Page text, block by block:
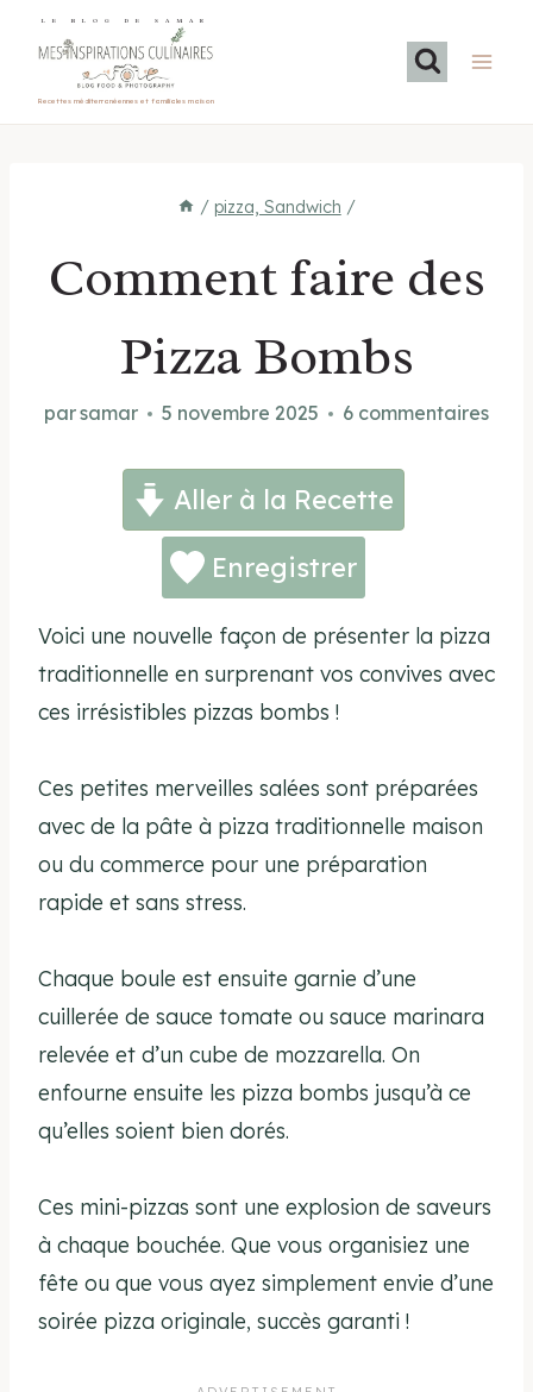
LE BLOG DE SAMAR
Recettes méditerranéennes et familiales maison
/ pizza, Sandwich /
Comment faire des
Pizza Bombs
parsamar 5 novembre 2025 6 commentaires
Aller à la Recette
Enregistrer
Voici une nouvelle façon de présenter la pizza
traditionnelle en surprenant vos convives avec
ces irrésistibles pizzas bombs !
Ces petites merveilles salées sont préparées
avec de la pâte à pizza traditionnelle maison
ou du commerce pour une préparation
rapide et sans stress.
Chaque boule est ensuite garnie d’une
cuillerée de sauce tomate ou sauce marinara
relevée et d’un cube de mozzarella. On
enfourne ensuite les pizza bombs jusqu’à ce
qu’elles soient bien dorés.
Ces mini-pizzas sont une explosion de saveurs
à chaque bouchée. Que vous organisiez une
fête ou que vous ayez simplement envie d’une
soirée pizza originale, succès garanti !